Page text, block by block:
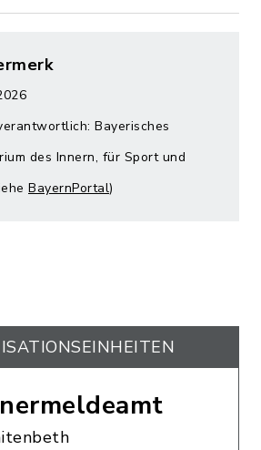
Bayerisches
des Innern, für Sport und
BayernPortal)